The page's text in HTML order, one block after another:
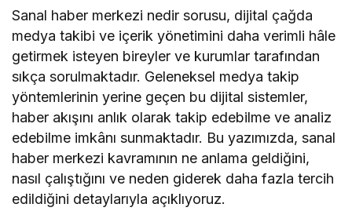
Sanal haber merkezi nedir sorusu, dijital çağda
medya takibi ve içerik yönetimini daha verimli hâle
getirmek isteyen bireyler ve kurumlar tarafından
sıkça sorulmaktadır. Geleneksel medya takip
yöntemlerinin yerine geçen bu dijital sistemler,
haber akışını anlık olarak takip edebilme ve analiz
edebilme imkânı sunmaktadır. Bu yazımızda, sanal
haber merkezi kavramının ne anlama geldiğini,
nasıl çalıştığını ve neden giderek daha fazla tercih
edildiğini detaylarıyla açıklıyoruz.